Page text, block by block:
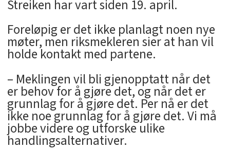
Streiken har vart siden 19. april.
Foreløpig er det ikke planlagt noen nye
møter, men riksmekleren sier at han vil
holde kontakt med partene.
– Meklingen vil bli gjenopptatt når det
er behov for å gjøre det, og når det er
grunnlag for å gjøre det. Per nå er det
ikke noe grunnlag for å gjøre det. Vi må
jobbe videre og utforske ulike
handlingsalternativer.